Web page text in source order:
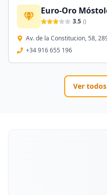
Euro-Oro
3.5 ()
Av. de la Constitucion, 58,
+34 916 655 196
Ver